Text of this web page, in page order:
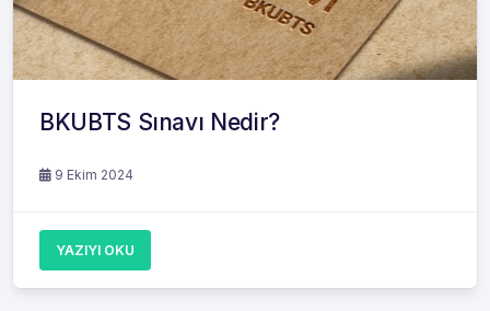
BKUBTS Sınavı Nedir?
9 Ekim 2024
YAZIYI OKU